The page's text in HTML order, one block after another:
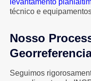
levantamento
técnico e
Nosso
Seguimos